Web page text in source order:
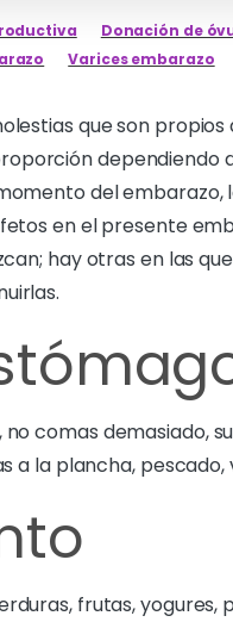
Donación de
Varices embarazo
que son
dependiendo
del
en el presente
hay otras en las
comas demasiado,
a la plancha,
frutas, yogures,